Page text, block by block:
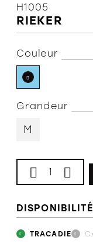
H1005
RIEKER
Couleur
Grandeur
M
TRACADIE